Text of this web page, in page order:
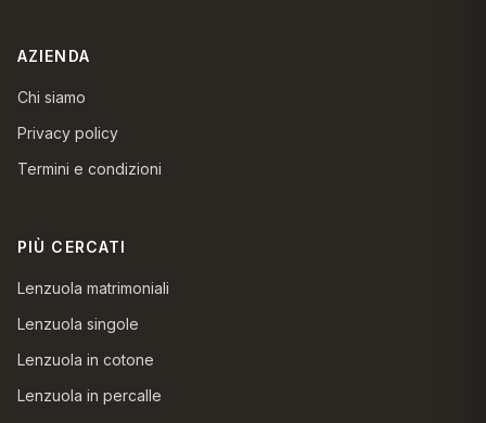
AZIENDA
Chi siamo
Privacy policy
Termini e condizioni
PIÙ CERCATI
Lenzuola matrimoniali
Lenzuola singole
Lenzuola in cotone
Lenzuola in percalle